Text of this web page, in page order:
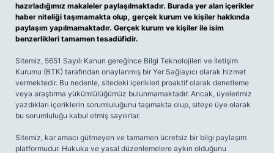
hazırladığımız makaleler paylaşılmaktadır. Burada yer alan içerikler
haber niteliği taşımamakta olup, gerçek kurum ve kişiler hakkında
paylaşım yapılmamaktadır. Gerçek kurum ve kişiler ile isim
benzerlikleri tamamen tesadüfidir.
Sitemiz, 5651 Sayılı Kanun gereğince Bilgi Teknolojileri ve İletişim
Kurumu (BTK) tarafından onaylanmış bir Yer Sağlayıcı olarak hizmet
vermektedir. Bu nedenle, sitedeki içerikleri proaktif olarak denetleme
veya araştırma yükümlülüğümüz bulunmamaktadır. Ancak, üyelerimiz
yazdıkları içeriklerin sorumluluğunu taşımakta olup, siteye üye olarak
bu sorumluluğu kabul etmiş sayılırlar.
Sitemiz, kar amacı gütmeyen ve tamamen ücretsiz bir bilgi paylaşım
platformudur. Hukuka ve yasal düzenlemelere aykırı olduğunu